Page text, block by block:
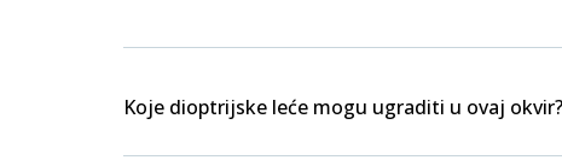
Koje dioptrijske leće mogu ugraditi u ovaj okvir?